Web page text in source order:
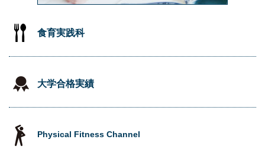
食育実践科
大学合格実績
Physical Fitness Channel